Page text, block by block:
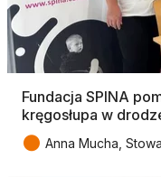
Fundacja SPINA
kręgosłupa w
● Anna Mucha,